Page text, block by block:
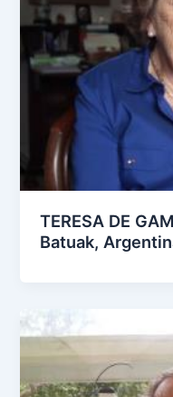
TERESA DE
Batuak,